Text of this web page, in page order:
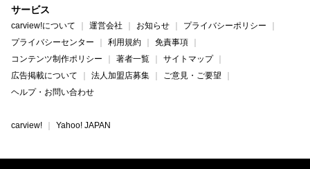
サービス
carview!について 運営会社 お知らせ
プライバシーポリシー
プライバシーセンター
利用規約
免責事項
コンテンツ制作ポリシー
著者一覧
サイトマップ
広告掲載について
法人加盟店募集
ご意見・ご要望
ヘルプ・お問い合わせ
carview! Yahoo! JAPAN